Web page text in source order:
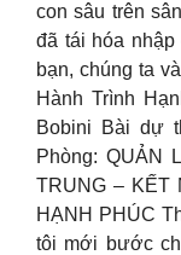
con sâu trên
đã tái hóa nhập
bạn, chúng ta
Hành Trình
Bobini Bài dự
Phòng: QUẢN
TRUNG – KẾT
HẠNH PHÚC
tôi mới bước